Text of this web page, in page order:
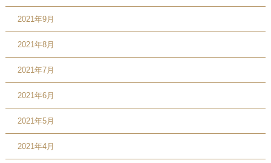
2021年9月
2021年8月
2021年7月
2021年6月
2021年5月
2021年4月